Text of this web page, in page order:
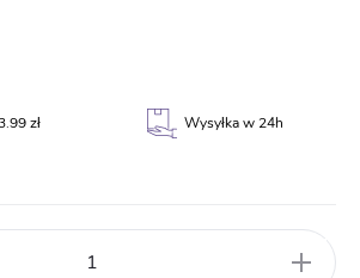
zł Wysyłka w 24h